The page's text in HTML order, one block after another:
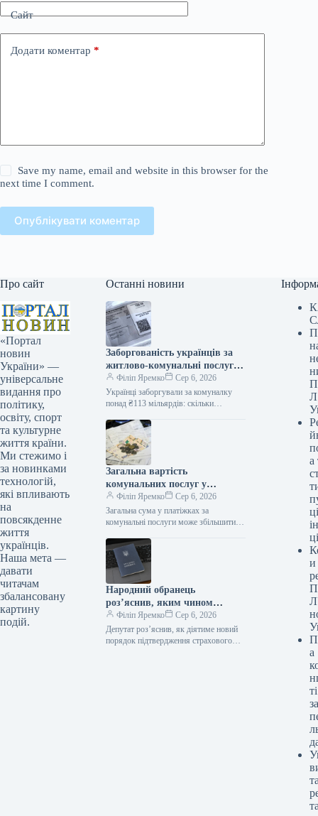
Сайт
Додати коментар *
Save my name, email and website in this browser for the
next time I comment.
Опублікувати коментар
Про сайт
«Портал
новин
України» —
універсальне
видання про
політику,
освіту, спорт
та культурне
життя країни.
Ми стежимо і
за новинками
технологій,
які впливають
на
повсякденне
життя
українців.
Наша мета —
давати
читачам
збалансовану
картину
подій.
Останні новини
Заборгованість українців за
житлово-комунальні послуги
перевищила 113 мільярдів
гривень: яка кількість справ
у реєстрі неплатників
Філіп Яремко
Сер 6, 2026
Українці заборгували за комуналку
понад ₴113 мільярдів: скільки
Ексклюзив 06.08.2026 14:11
Укрінформ Заборгованість громадян
України за…
Загальна вартість
комунальних послуг у
рахунках може збільшитися,
незважаючи на обмеження
тарифів, — народний
Філіп Яремко
Сер 6, 2026
Загальна сума у платіжках за
комунальні послуги може збільшитись,
депутат Ексклюзив 06.08.2026 16:04
Укрінформ…
Народний обранець
роз’яснив, яким чином
функціонуватиме нова
процедура засвідчення
страхового стажу.
Філіп Яремко
Сер 6, 2026
Депутат роз’яснив, як діятиме новий
порядок підтвердження страхового
Л
а
ці
и
а